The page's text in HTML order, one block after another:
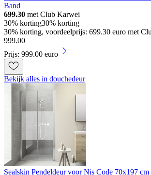
Band
699.30 met Club Karwei
30% korting30% korting
30% korting, voordeelprijs: 699.30 euro met
999.00
Prijs: 999.00 euro
Bekijk alles in douchedeur
Sealskin Pendeldeur voor Nis Code 70x197 cm